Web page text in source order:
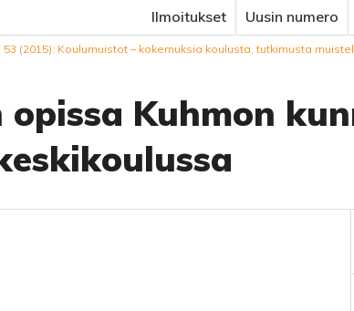
Ilmoitukset Uusin numero
53 (2015): Koulumuistot – kokemuksia koulusta, tutkimusta
opissa Kuhmon